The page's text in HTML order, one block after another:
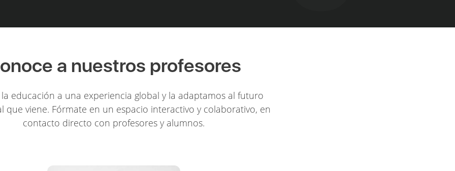
a nuestros profesores
educación a una experiencia global y la adaptamos al futuro
que viene. Fórmate en un espacio interactivo y colaborativo, en
contacto directo con profesores y alumnos.